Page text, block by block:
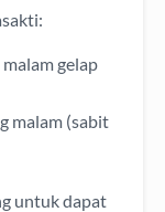
gelap
malam (sabit
untuk dapat